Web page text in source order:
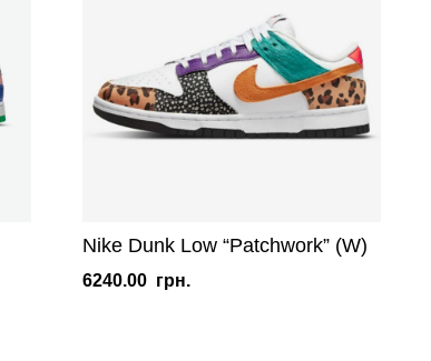
Nike Dunk Low “Patchwork” (W)
6240.00 грн.